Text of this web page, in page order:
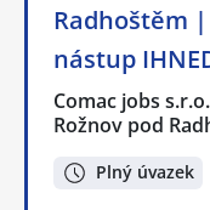
Radhoštěm
nástup
Comac jobs s.r.o.
Rožnov pod
Plný úvazek